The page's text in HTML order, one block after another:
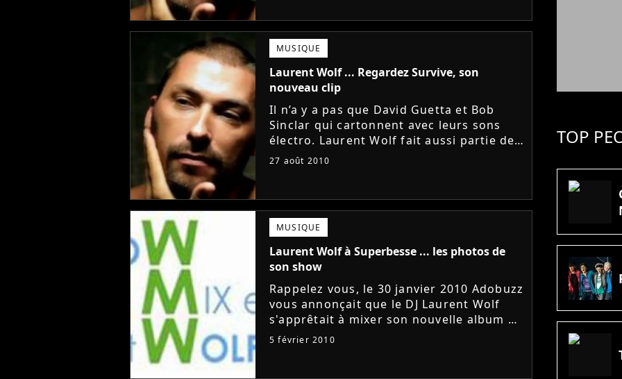
MUSIQUE
Laurent Wolf ... Regardez Survive, son
nouveau clip
Il n’a y a pas que David Guetta et Bob
Sinclar qui cartonnent avec leurs sons
électro. Laurent Wolf fait aussi partie de
cette dream team frenchy et nous le
27 août 2010
MUSIQUE
Laurent Wolf à Superbesse ... les photos de
son show
Rappelez vous, le 30 janvier 2010 Adobuzz
vous annonçait que le DJ Laurent Wolf
s'apprêtait à mixer son nouvelle album à
Superbesse lors d'une course de voiture
5 février 2010
TOP